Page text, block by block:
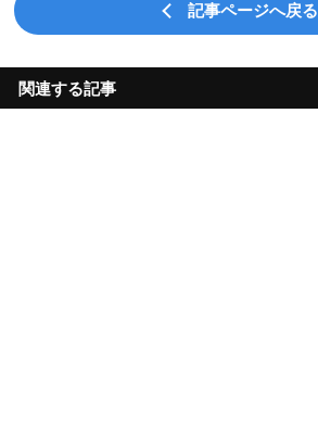
記事ページへ戻る
関連する記事